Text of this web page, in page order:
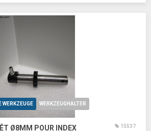
WERKZEUGE WERKZEUGHALTER
Ø8MM POUR INDEX 15537